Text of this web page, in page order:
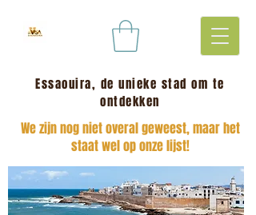
Essaouira, de unieke stad om te
ontdekken
We zijn nog niet overal geweest, maar het
staat wel op onze lijst!